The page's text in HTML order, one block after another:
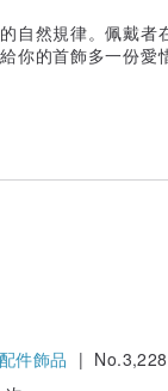
自然規律。佩戴
你的首飾多一份愛
配件飾品 |